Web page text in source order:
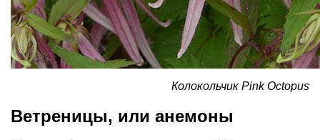
Колокольчик Pink Octopus
Ветреницы, или анемоны